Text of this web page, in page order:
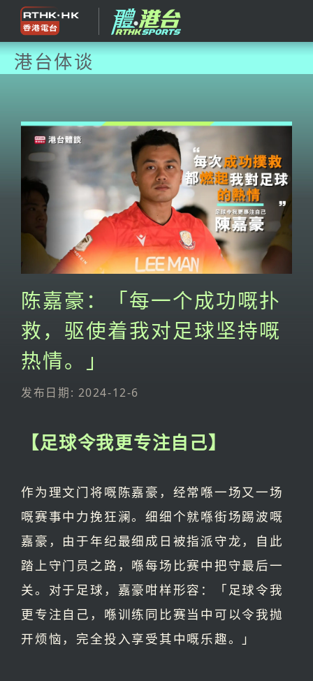
港台体谈
陈嘉豪：「每一个成功嘅扑
救，驱使着我对足球坚持嘅
热情。」
发布日期: 2024-12-6
【足球令我更专注自己】
作为理文门将嘅陈嘉豪，经常喺一场又一场
嘅赛事中力挽狂澜。细细个就喺街场踢波嘅
嘉豪，由于年纪最细成日被指派守龙，自此
踏上守门员之路，喺每场比赛中把守最后一
关。对于足球，嘉豪咁样形容：「足球令我
更专注自己，喺训练同比赛当中可以令我抛
开烦恼，完全投入享受其中嘅乐趣。」